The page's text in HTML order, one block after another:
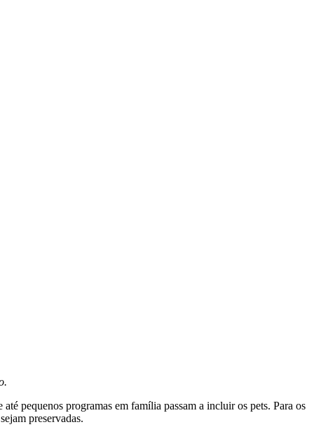
pequenos programas em família passam a incluir os pets. Para os
preservadas.